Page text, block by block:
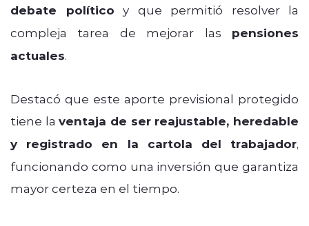
debate político y que permitió resolver la
compleja tarea de mejorar las pensiones
actuales.
Destacó que este aporte previsional protegido
tiene laventaja de ser reajustable, heredable
y registrado en la cartola del trabajador,
funcionando como una inversión que garantiza
mayor certeza en el tiempo.